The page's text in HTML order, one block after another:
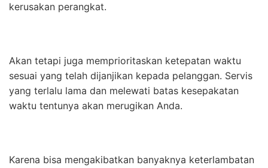
kerusakan perangkat.
Akan tetapi juga memprioritaskan ketepatan waktu
sesuai yang telah dijanjikan kepada pelanggan. Servis
yang terlalu lama dan melewati batas kesepakatan
waktu tentunya akan merugikan Anda.
Karena bisa mengakibatkan banyaknya keterlambatan